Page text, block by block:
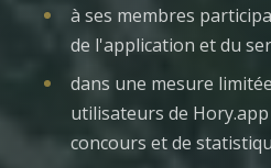
à ses membres
de l'application et du
dans une mesure
utilisateurs de
concours et de